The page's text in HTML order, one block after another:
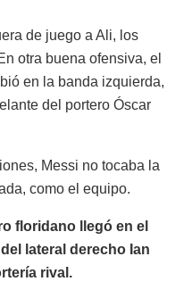
de juego a Ali, los
otra buena ofensiva, el
en la banda izquierda,
del portero Óscar
Messi no tocaba la
como el equipo.
floridano llegó en el
lateral derecho Ian
rival.